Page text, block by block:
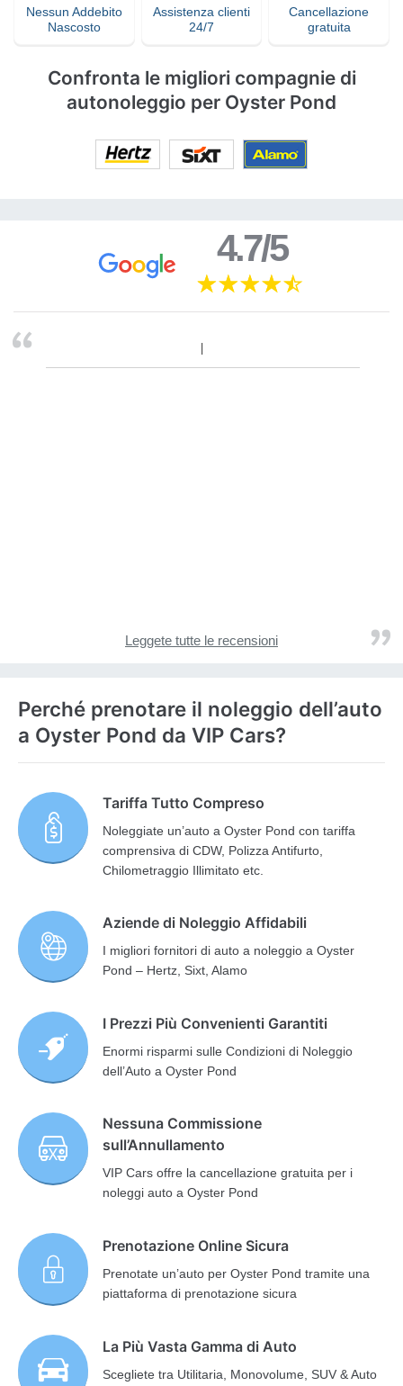
Nessun Addebito
Nascosto
Assistenza clienti
24/7
Cancellazione
gratuita
Confronta le migliori compagnie di
autonoleggio per Oyster Pond
4.7/5
Leggete tutte le recensioni
Perché prenotare il noleggio dell’auto
a Oyster Pond da VIP Cars?
Tariffa Tutto Compreso
Noleggiate un’auto a Oyster Pond con tariffa
comprensiva di CDW, Polizza Antifurto,
Chilometraggio Illimitato etc.
Aziende di Noleggio Affidabili
I migliori fornitori di auto a noleggio a Oyster
Pond – Hertz, Sixt, Alamo
I Prezzi Più Convenienti Garantiti
Enormi risparmi sulle Condizioni di Noleggio
dell’Auto a Oyster Pond
Nessuna Commissione
sull’Annullamento
VIP Cars offre la cancellazione gratuita per i
noleggi auto a Oyster Pond
Prenotazione Online Sicura
Prenotate un’auto per Oyster Pond tramite una
piattaforma di prenotazione sicura
La Più Vasta Gamma di Auto
Scegliete tra Utilitaria, Monovolume, SUV & Auto